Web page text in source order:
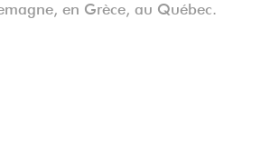
en Grèce, au Québec.